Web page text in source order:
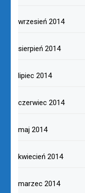
wrzesień 2014
sierpień 2014
lipiec 2014
czerwiec 2014
maj 2014
kwiecień 2014
marzec 2014